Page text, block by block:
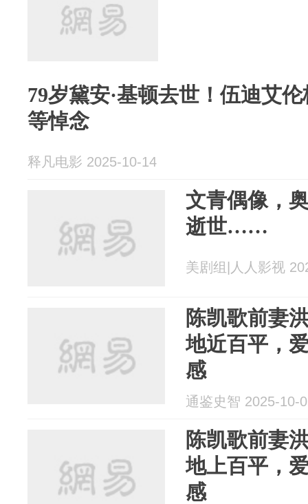
79岁黛安·基顿去世！伍迪艾
等悼念
释凡电影 2025-10-14
文青偶像，
逝世……
美剧组|人人影视
陈凯歌前妻
地近百平，
感
通鉴史智 2025-10-
陈凯歌前妻
地上百平，
感